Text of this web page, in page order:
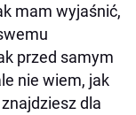
mam wyjaśnić,
przed samym
nie wiem, jak
dla